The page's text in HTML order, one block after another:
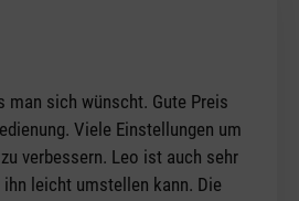
5 out of 5 stars
man sich wünscht. Gute Preis
Viele Einstellungen um
verbessern. Leo ist auch sehr
leicht umstellen kann. Die